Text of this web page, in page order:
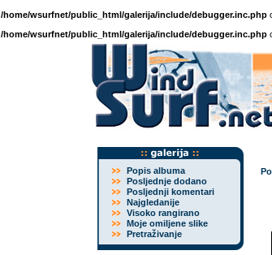
/home/wsurfnet/public_html/galerija/include/debugger.inc.php
/home/wsurfnet/public_html/galerija/include/debugger.inc.php
Popis albuma
Posljednje dodano
Posljednji komentari
Najgledanije
Visoko rangirano
Moje omiljene slike
Pretraživanje